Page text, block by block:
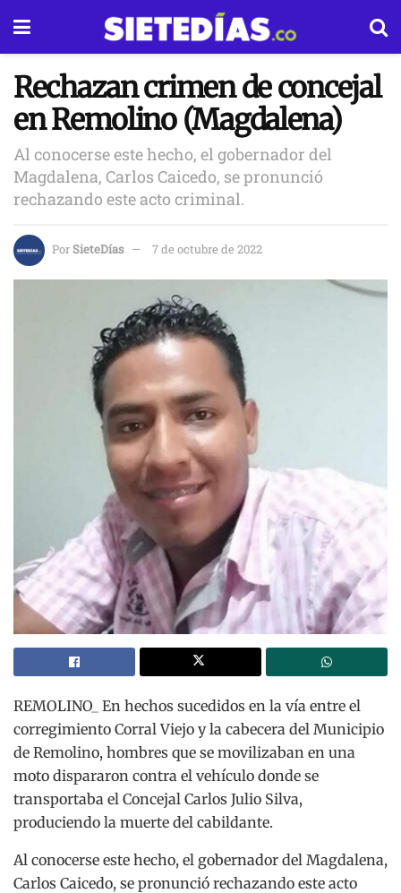
Rechazan crimen de concejal
en Remolino (Magdalena)
Al conocerse este hecho, el gobernador del
Magdalena, Carlos Caicedo, se pronunció
rechazando este acto criminal.
PorSieteDías 7 de octubre de 2022
REMOLINO_ En hechos sucedidos en la vía entre el
corregimiento Corral Viejo y la cabecera del Municipio
de Remolino, hombres que se movilizaban en una
moto dispararon contra el vehículo donde se
transportaba el Concejal Carlos Julio Silva,
produciendo la muerte del cabildante.
Al conocerse este hecho, el gobernador del Magdalena,
Carlos Caicedo, se pronunció rechazando este acto